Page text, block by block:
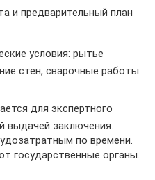
и предварительный план
условия: рытье
стен, сварочные работы
для экспертного
выдачей заключения.
по времени.
государственные органы.